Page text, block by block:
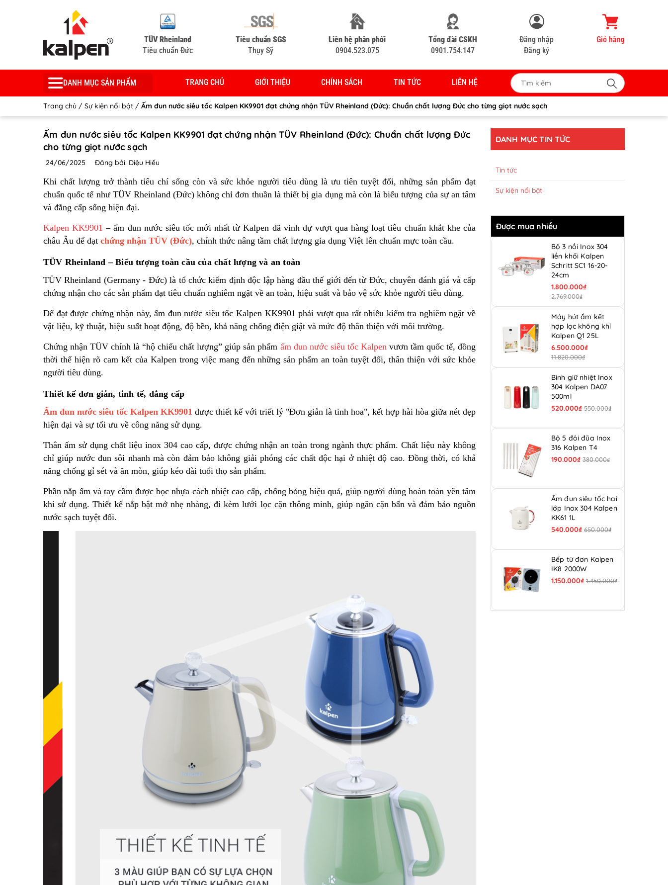
TÜV Rheinland
Tiêu chuẩn Đức
Tiêu chuẩn SGS
Thụy Sỹ
Liên hệ phân phối
0904.523.075
Tổng đài CSKH
0901.754.147
Đăng nhập
Đăng ký
Giỏ hàng
DANH MỤC SẢN PHẨM TRANG CHỦ GIỚI THIỆU CHÍNH SÁCH TIN TỨC LIÊN HỆ
Trang chủ / Sự kiện nổi bật / Ấm đun nước siêu tốc Kalpen KK9901 đạt chứng nhận TÜV Rheinland (Đức): Chuẩn chất lượng Đức cho từng giọt nước sạch
Ấm đun nước siêu tốc Kalpen KK9901 đạt chứng nhận TÜV Rheinland (Đức): Chuẩn chất lượng Đức
cho từng giọt nước sạch
24/06/2025 Đăng bởi: Diệu Hiếu
Khi chất lượng trở thành tiêu chí sống còn và sức khỏe người tiêu dùng là ưu tiên tuyệt đối, những sản phẩm đạt
chuẩn quốc tế như TÜV Rheinland (Đức) không chỉ đơn thuần là thiết bị gia dụng mà còn là biểu tượng của sự an tâm
và đẳng cấp sống hiện đại.
Kalpen KK9901 – ấm đun nước siêu tốc mới nhất từ Kalpen đã vinh dự vượt qua hàng loạt tiêu chuẩn khắt khe của
châu Âu để đạt chứng nhận TÜV (Đức), chính thức nâng tầm chất lượng gia dụng Việt lên chuẩn mực toàn cầu.
TÜV Rheinland – Biểu tượng toàn cầu của chất lượng và an toàn
TÜV Rheinland (Germany - Đức) là tổ chức kiểm định độc lập hàng đầu thế giới đến từ Đức, chuyên đánh giá và cấp
chứng nhận cho các sản phẩm đạt tiêu chuẩn nghiêm ngặt về an toàn, hiệu suất và bảo vệ sức khỏe người tiêu dùng.
Để đạt được chứng nhận này, ấm đun nước siêu tốc Kalpen KK9901 phải vượt qua rất nhiều kiểm tra nghiêm ngặt về
vật liệu, kỹ thuật, hiệu suất hoạt động, độ bền, khả năng chống điện giật và mức độ thân thiện với môi trường.
Chứng nhận TÜV chính là “hộ chiếu chất lượng” giúp sản phẩm ấm đun nước siêu tốc Kalpenvươn tầm quốc tế, đồng
thời thể hiện rõ cam kết của Kalpen trong việc mang đến những sản phẩm an toàn tuyệt đối, thân thiện với sức khỏe
người tiêu dùng.
Thiết kế đơn giản, tinh tế, đẳng cấp
Ấm đun nước siêu tốc Kalpen KK9901 được thiết kế với triết lý "Đơn giản là tinh hoa", kết hợp hài hòa giữa nét đẹp
hiện đại và sự tối ưu về công năng sử dụng.
Thân ấm sử dụng chất liệu inox 304 cao cấp, được chứng nhận an toàn trong ngành thực phẩm. Chất liệu này không
chỉ giúp nước đun sôi nhanh mà còn đảm bảo không giải phóng các chất độc hại ở nhiệt độ cao. Đồng thời, có khả
năng chống gỉ sét và ăn mòn, giúp kéo dài tuổi thọ sản phẩm.
Phần nắp ấm và tay cầm được bọc nhựa cách nhiệt cao cấp, chống bỏng hiệu quả, giúp người dùng hoàn toàn yên tâm
khi sử dụng. Thiết kế nắp bật mở nhẹ nhàng, đi kèm lưới lọc cặn thông minh, giúp ngăn cặn bẩn và đảm bảo nguồn
nước sạch tuyệt đối.
DANH MỤC TIN TỨC
Tin tức
Sự kiện nổi bật
Được mua nhiều
Bộ 3 nồi Inox 304
liền khối Kalpen
Schritt SC1 16-20-
24cm
1.800.000₫
2.769.000₫
Máy hút ẩm kết
hợp lọc không khí
Kalpen Q1 25L
6.500.000₫
11.820.000₫
Bình giữ nhiệt Inox
304 Kalpen DA07
500ml
520.000₫ 550.000₫
Bộ 5 đôi đũa Inox
316 Kalpen T4
190.000₫ 380.000₫
Ấm đun siêu tốc hai
lớp Inox 304 Kalpen
KK61 1L
540.000₫ 650.000₫
Bếp từ đơn Kalpen
IK8 2000W
1.150.000₫ 1.450.000₫